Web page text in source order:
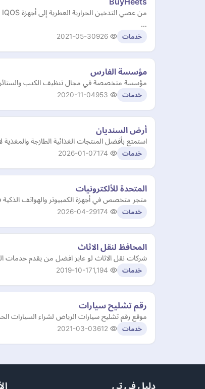
…
خدمات 2021-05-30
مؤسسة الفارس
مؤسسة متخصصة في مجال تنظيف الكنب والستائر
خدمات 2020-11-04
أرض السنديان
استمتع بأفضل المنتجات الغذائية الطازجة
خدمات 2026-01-07
المتحدة للألكترونيات
متجر متخصص في أجهزة الكمبيوتر والهواتف
خدمات 2026-04-29
المحافظ لنقل الاثاث
شركات نقل الاثاث لو عايز افضل من يقدم
خدمات 2019-10-17
رقم تشليح سيارات
موقع رقم تشليح سيارات الرياض لشراء السيارات
خدمات 2021-03-03
دليل في تي